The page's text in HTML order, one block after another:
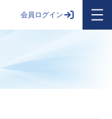
会員ログイン